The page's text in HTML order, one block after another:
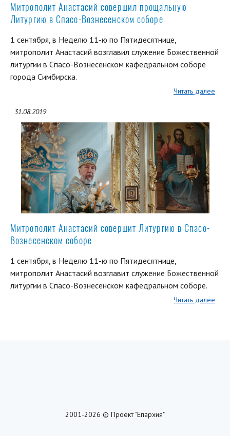
Митрополит Анастасий совершил прощальную
Литургию в Спасо-Вознесенском соборе
1 сентября, в Неделю 11-ю по Пятидесятнице,
митрополит Анастасий возглавил служение Божественной
литургии в Спасо-Вознесенском кафедральном соборе
города Симбирска.
Читать далее
31.08.2019
Митрополит Анастасий совершит Литургию в Спасо-
Вознесенском соборе
1 сентября, в Неделю 11-ю по Пятидесятнице,
митрополит Анастасий возглавит служение Божественной
литургии в Спасо-Вознесенском кафедральном соборе.
Читать далее
2001-2026 © Проект "Епархия"